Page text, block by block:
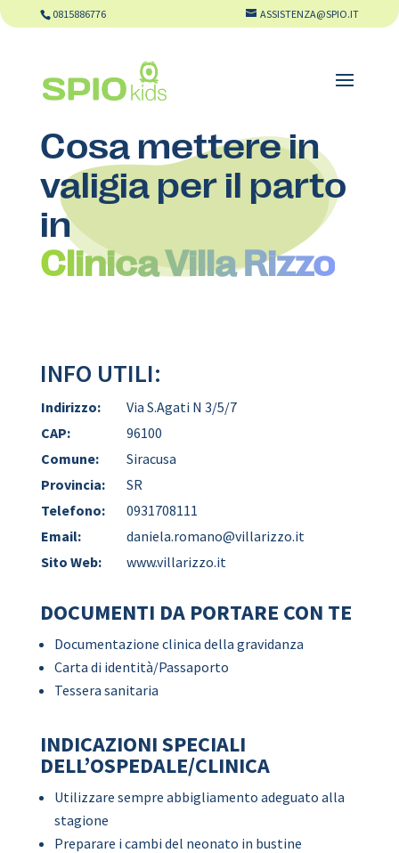
0815886776 ASSISTENZA@SPIO.IT
Cosa mettere in
valigia per il parto
in
Clinica Villa Rizzo
INFO UTILI:
Indirizzo:
Via S.Agati N 3/5/7
CAP:
96100
Comune:
Siracusa
Provincia:
SR
Telefono:
0931708111
Email:
daniela.romano@villarizzo.it
Sito Web:
www.villarizzo.it
DOCUMENTI DA PORTARE CON TE
Documentazione clinica della gravidanza
Carta di identità/Passaporto
Tessera sanitaria
INDICAZIONI SPECIALI
DELL’OSPEDALE/CLINICA
Utilizzare sempre abbigliamento adeguato alla
stagione
Preparare i cambi del neonato in bustine